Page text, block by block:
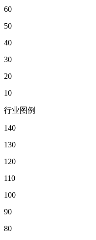
60
50
40
30
20
10
行业图例
140
130
120
110
100
90
80